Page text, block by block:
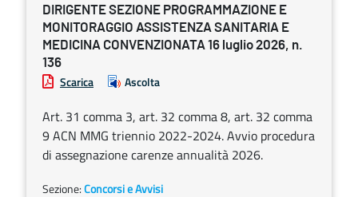
DIRIGENTE SEZIONE PROGRAMMAZIONE E
MONITORAGGIO ASSISTENZA SANITARIA E
MEDICINA CONVENZIONATA 16 luglio 2026, n.
136
Scarica Ascolta
Art. 31 comma 3, art. 32 comma 8, art. 32 comma
9 ACN MMG triennio 2022-2024. Avvio procedura
di assegnazione carenze annualità 2026.
Sezione:Concorsi e Avvisi